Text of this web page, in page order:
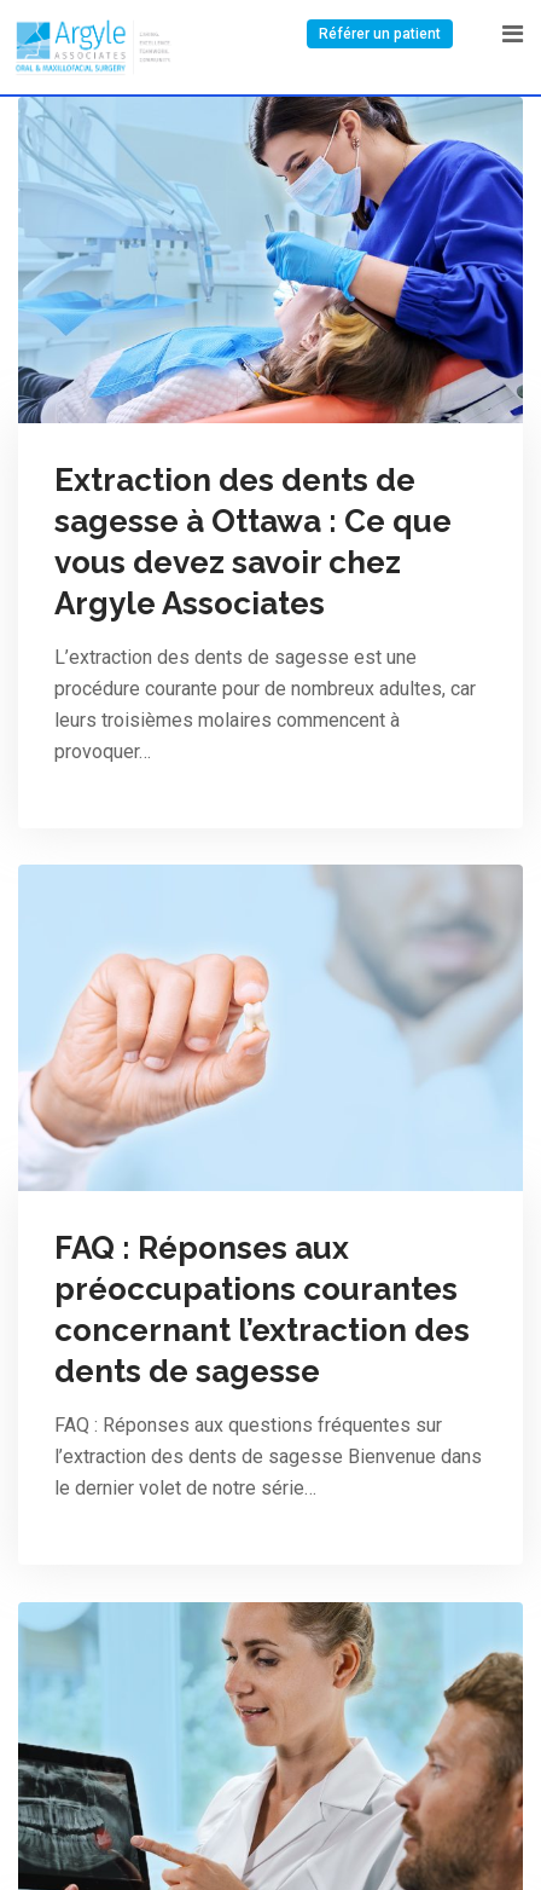
Référer un patient
Extraction des dents de
sagesse à Ottawa : Ce que
vous devez savoir chez
Argyle Associates
L’extraction des dents de sagesse est une
procédure courante pour de nombreux adultes, car
leurs troisièmes molaires commencent à
provoquer…
FAQ : Réponses aux
préoccupations courantes
concernant l’extraction des
dents de sagesse
FAQ : Réponses aux questions fréquentes sur
l’extraction des dents de sagesse Bienvenue dans
le dernier volet de notre série…